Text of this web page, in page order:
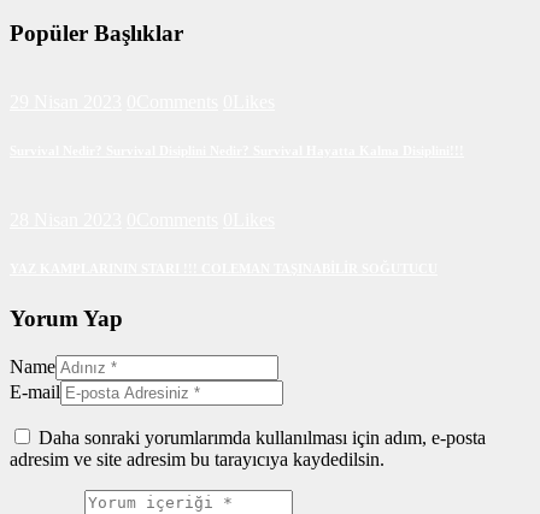
Popüler Başlıklar
Yorum Yap
Name
E-mail
Daha sonraki yorumlarımda kullanılması için adım, e-posta
adresim ve site adresim bu tarayıcıya kaydedilsin.